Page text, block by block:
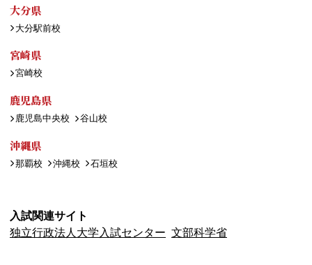
大分県
大分駅前校
宮崎県
宮崎校
鹿児島県
鹿児島中央校 谷山校
沖縄県
那覇校 沖縄校 石垣校
入試関連サイト
独立行政法人大学入試センター 文部科学省